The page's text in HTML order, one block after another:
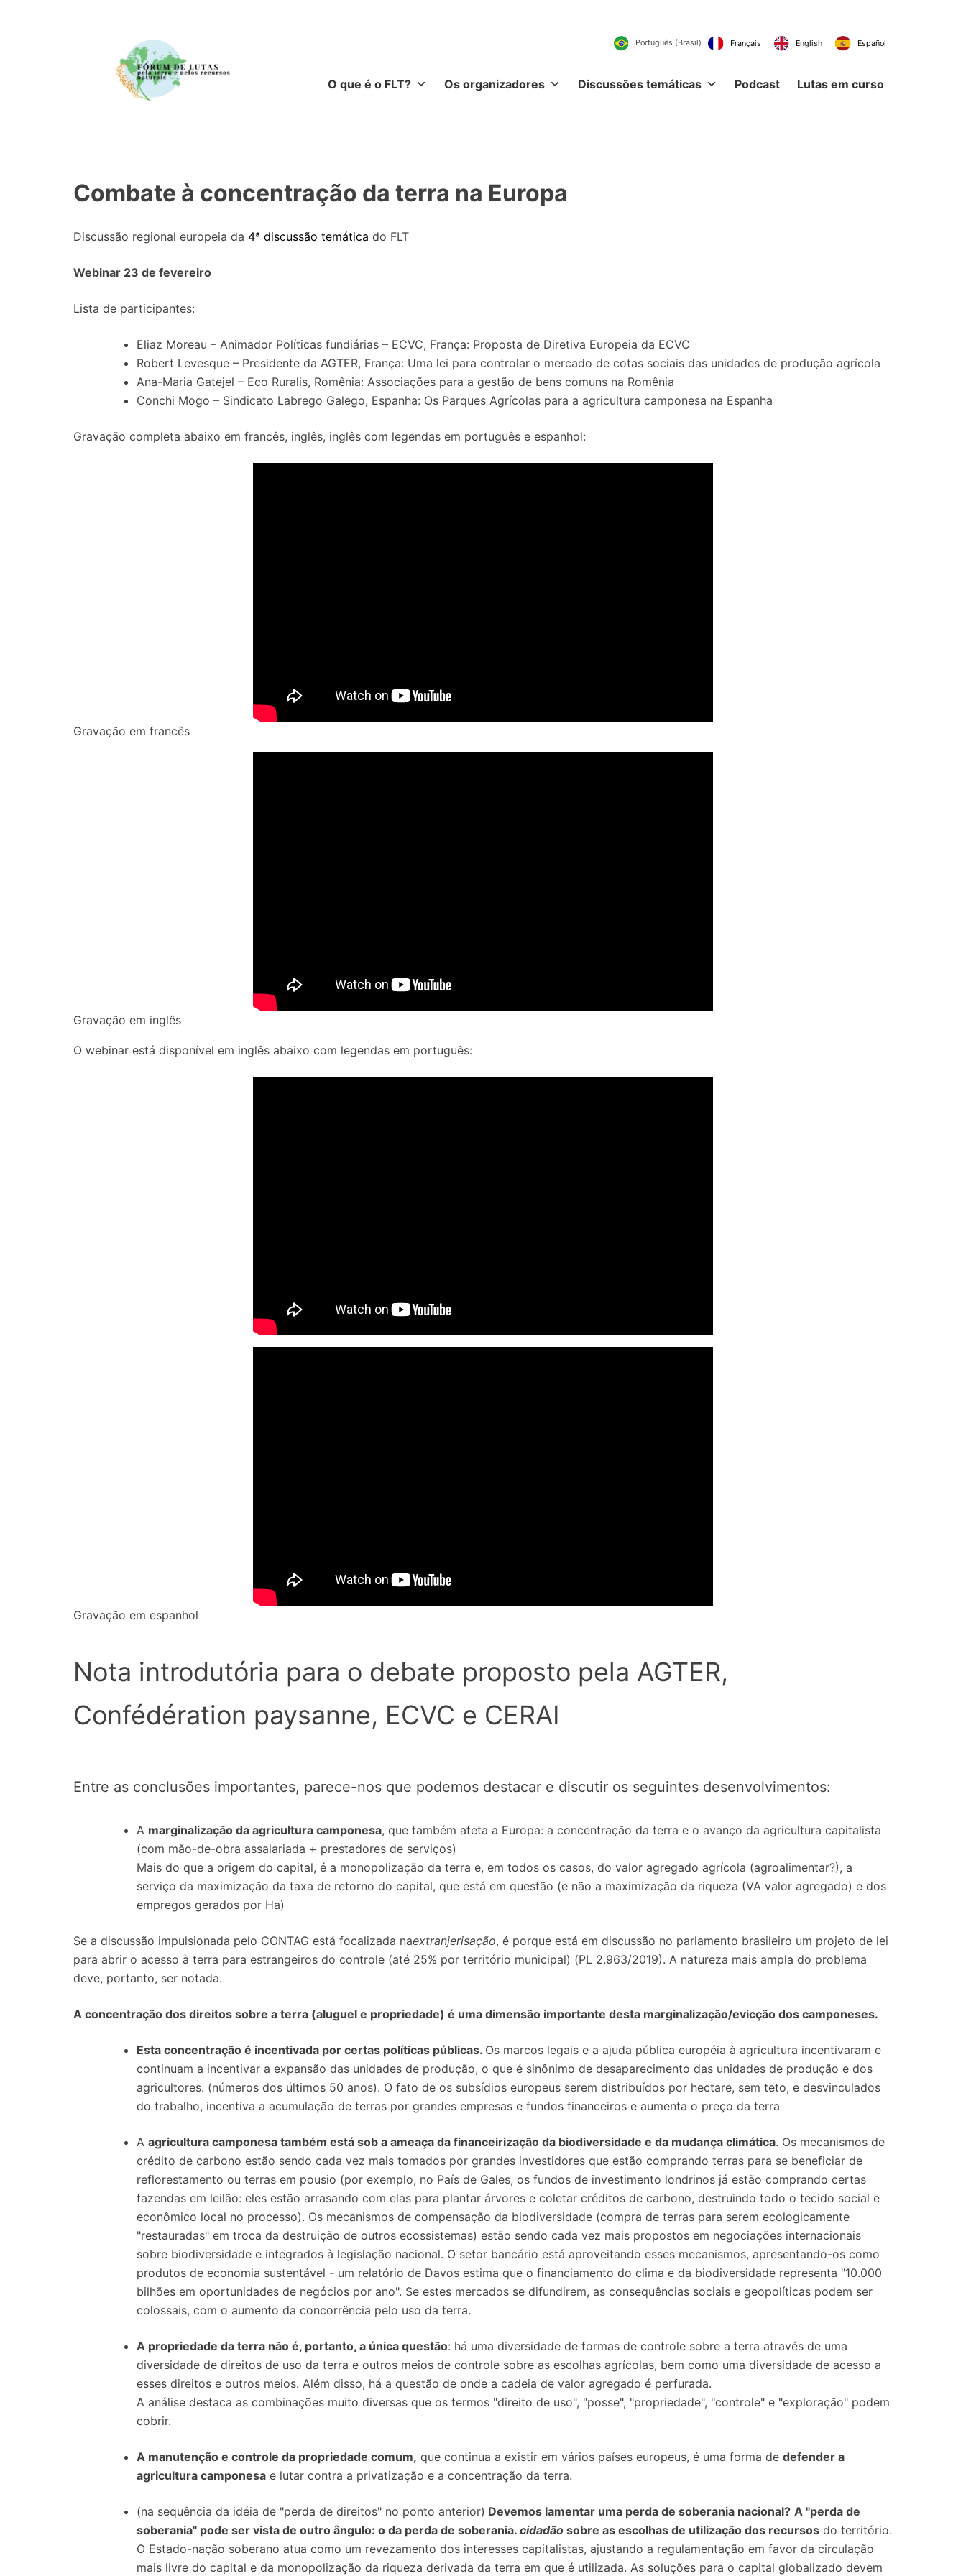
Português (Brasil) Français English
O que é o FLT? Os organizadores Discussões temáticas Podcast Lutas em curso
Combate à concentração da terra na Europa
Discussão regional europeia da 4ª discussão temática do FLT
Webinar 23 de fevereiro
Lista de participantes:
Eliaz Moreau – Animador Políticas fundiárias – ECVC, França: Proposta de Diretiva Europeia da ECVC
Robert Levesque – Presidente da AGTER, França: Uma lei para controlar o mercado de cotas sociais das unidades de produção agrícola
Ana-Maria Gatejel – Eco Ruralis, Romênia: Associações para a gestão de bens comuns na Romênia
Conchi Mogo – Sindicato Labrego Galego, Espanha: Os Parques Agrícolas para a agricultura camponesa na Espanha
Gravação completa abaixo em francês, inglês, inglês com legendas em português e espanhol:
Gravação em francês
Gravação em inglês
O webinar está disponível em inglês abaixo com legendas em português:
Gravação em espanhol
Nota introdutória para o debate proposto pela AGTER,
Confédération paysanne, ECVC e CERAI
Entre as conclusões importantes, parece-nos que podemos destacar e discutir os seguintes desenvolvimentos:
A marginalização da agricultura camponesa, que também afeta a Europa: a concentração da terra e o avanço da agricultura capitalista
(com mão-de-obra assalariada + prestadores de serviços)
Mais do que a origem do capital, é a monopolização da terra e, em todos os casos, do valor agregado agrícola (agroalimentar?), a
serviço da maximização da taxa de retorno do capital, que está em questão (e não a maximização da riqueza (VA valor agregado) e dos
empregos gerados por Ha)
Se a discussão impulsionada pelo CONTAG está focalizada naextranjerisação, é porque está em discussão no parlamento brasileiro um projeto de lei
para abrir o acesso à terra para estrangeiros do controle (até 25% por território municipal) (PL 2.963/2019). A natureza mais ampla do problema
deve, portanto, ser notada.
A concentração dos direitos sobre a terra (aluguel e propriedade) é uma dimensão importante desta marginalização/evicção dos camponeses.
Esta concentração é incentivada por certas políticas públicas. Os marcos legais e a ajuda pública européia à agricultura incentivaram e
continuam a incentivar a expansão das unidades de produção, o que é sinônimo de desaparecimento das unidades de produção e dos
agricultores. (números dos últimos 50 anos). O fato de os subsídios europeus serem distribuídos por hectare, sem teto, e desvinculados
do trabalho, incentiva a acumulação de terras por grandes empresas e fundos financeiros e aumenta o preço da terra
A agricultura camponesa também está sob a ameaça da financeirização da biodiversidade e da mudança climática. Os mecanismos de
crédito de carbono estão sendo cada vez mais tomados por grandes investidores que estão comprando terras para se beneficiar de
reflorestamento ou terras em pousio (por exemplo, no País de Gales, os fundos de investimento londrinos já estão comprando certas
fazendas em leilão: eles estão arrasando com elas para plantar árvores e coletar créditos de carbono, destruindo todo o tecido social e
econômico local no processo). Os mecanismos de compensação da biodiversidade (compra de terras para serem ecologicamente
"restauradas" em troca da destruição de outros ecossistemas) estão sendo cada vez mais propostos em negociações internacionais
sobre biodiversidade e integrados à legislação nacional. O setor bancário está aproveitando esses mecanismos, apresentando-os como
produtos de economia sustentável - um relatório de Davos estima que o financiamento do clima e da biodiversidade representa "10.000
bilhões em oportunidades de negócios por ano". Se estes mercados se difundirem, as consequências sociais e geopolíticas podem ser
colossais, com o aumento da concorrência pelo uso da terra.
A propriedade da terra não é, portanto, a única questão: há uma diversidade de formas de controle sobre a terra através de uma
diversidade de direitos de uso da terra e outros meios de controle sobre as escolhas agrícolas, bem como uma diversidade de acesso a
esses direitos e outros meios. Além disso, há a questão de onde a cadeia de valor agregado é perfurada.
A análise destaca as combinações muito diversas que os termos "direito de uso", "posse", "propriedade", "controle" e "exploração" podem
cobrir.
A manutenção e controle da propriedade comum, que continua a existir em vários países europeus, é uma forma de defender a
agricultura camponesa e lutar contra a privatização e a concentração da terra.
(na sequência da idéia de "perda de direitos" no ponto anterior) Devemos lamentar uma perda de soberania nacional? A "perda de
soberania" pode ser vista de outro ângulo: o da perda de soberania. cidadão sobre as escolhas de utilização dos recursos do território.
O Estado-nação soberano atua como um revezamento dos interesses capitalistas, ajustando a regulamentação em favor da circulação
mais livre do capital e da monopolização da riqueza derivada da terra em que é utilizada. As soluções para o capital globalizado devem